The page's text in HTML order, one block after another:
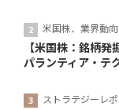
米国株、業界動
【米国株：銘柄発
パランティア・テ
ストラテジーレ